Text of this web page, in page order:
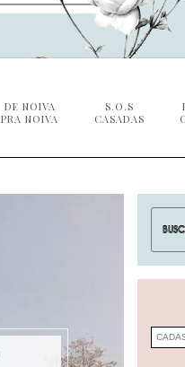
DE NOIVA
PRA NOIVA
S.O.S
CASADAS